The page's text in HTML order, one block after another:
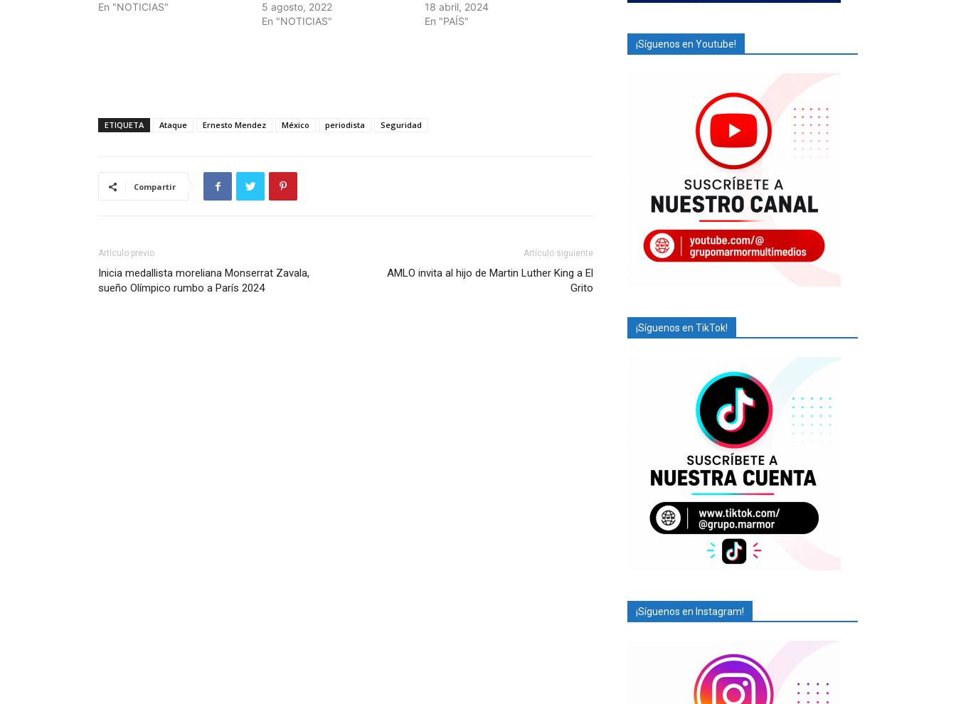
En "NOTICIAS"
5 agosto, 2022
En "NOTICIAS"
18 abril, 2024
En "PAÍS"
ETIQUETA Ataque Ernesto Mendez México periodista Seguridad
Compartir
Artículo previo
Inicia medallista moreliana Monserrat Zavala,
sueño Olímpico rumbo a París 2024
Artículo siguiente
AMLO invita al hijo de Martin Luther King a El
Grito
¡Síguenos en Youtube!
¡Síguenos en TikTok!
¡Síguenos en Instagram!